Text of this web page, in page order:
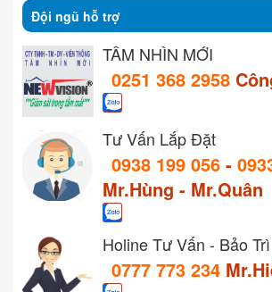
Đội ngũ hỗ trợ
TẦM NHÌN MỚI
0251 368 2958
Tư Vấn Lắp Đặt
0938 199 056 -
Mr.Hùng - Mr.Quân
Holine Tư Vấn - Bảo Trì
0777 773 234